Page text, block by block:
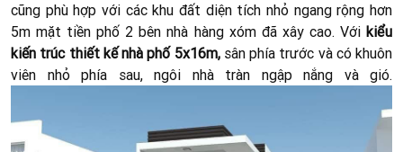
cũng phù hợp với các khu đất diện tích nhỏ ngang rộng hơn
5m mặt tiền phố 2 bên nhà hàng xóm đã xây cao. Với kiểu
kiến trúc thiết kế nhà phố 5x16m, sân phía trước và có khuôn
viên nhỏ phía sau, ngôi nhà tràn ngập nắng và gió.